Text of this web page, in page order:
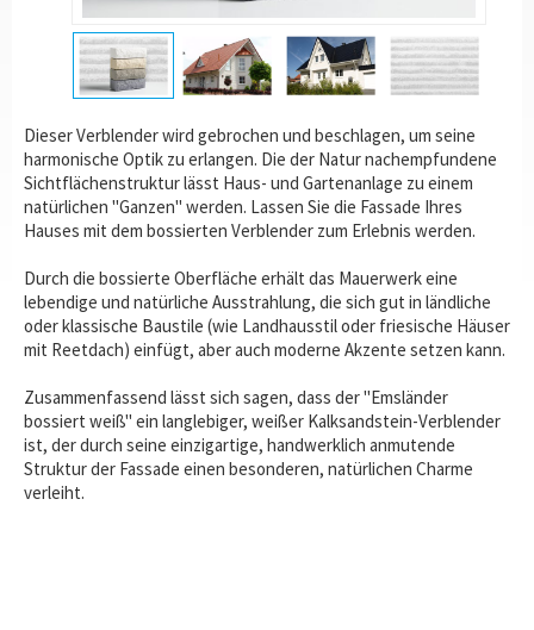
Dieser Verblender wird gebrochen und beschlagen, um seine
harmonische Optik zu erlangen. Die der Natur nachempfundene
Sichtflächenstruktur lässt Haus- und Gartenanlage zu einem
natürlichen "Ganzen" werden. Lassen Sie die Fassade Ihres
Hauses mit dem bossierten Verblender zum Erlebnis werden.
Durch die bossierte Oberfläche erhält das Mauerwerk eine
lebendige und natürliche Ausstrahlung, die sich gut in ländliche
oder klassische Baustile (wie Landhausstil oder friesische Häuser
mit Reetdach) einfügt, aber auch moderne Akzente setzen kann.
Zusammenfassend lässt sich sagen, dass der "Emsländer
bossiert weiß" ein langlebiger, weißer Kalksandstein-Verblender
ist, der durch seine einzigartige, handwerklich anmutende
Struktur der Fassade einen besonderen, natürlichen Charme
verleiht.